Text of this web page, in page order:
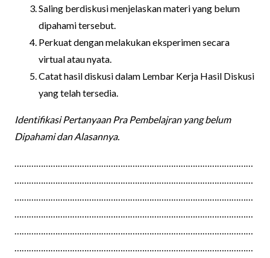
Saling berdiskusi menjelaskan materi yang belum
dipahami tersebut.
Perkuat dengan melakukan eksperimen secara
virtual atau nyata.
Catat hasil diskusi dalam Lembar Kerja Hasil Diskusi
yang telah tersedia.
Identifikasi Pertanyaan Pra Pembelajran yang belum
Dipahami dan Alasannya.
………………………………………………………………………………………
………………………………………………………………………………………
………………………………………………………………………………………
………………………………………………………………………………………
………………………………………………………………………………………
………………………………………………………………………………………